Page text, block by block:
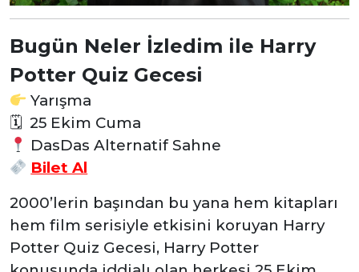
Bugün Neler İzledim ile Harry
Potter Quiz Gecesi
Yarışma
🗓 25 Ekim Cuma
DasDas Alternatif Sahne
Bilet Al
2000’lerin başından bu yana hem kitapları
hem film serisiyle etkisini koruyan Harry
Potter Quiz Gecesi, Harry Potter